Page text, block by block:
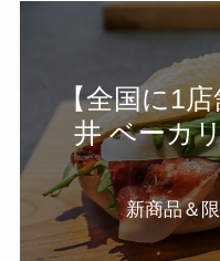
【全国に1
井 ベーカ
新商品＆